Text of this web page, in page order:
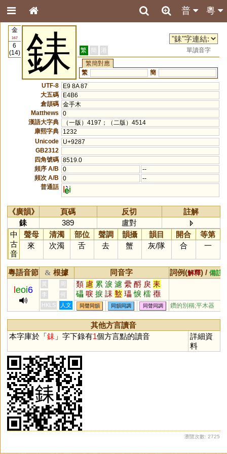
粵
普
金
167
6
(14)
銇 繁 簡 港
單讀音字
繁簡對應
繁
簡
UTF-8
E9 8A 87
大五碼
E4B6
倉頡碼 金手木
Matthews
0
漢語大字典
（一版）4197；（二版）4514
康熙字典
1232
Unicode
U+9287
GB2312
四角號碼 8519.0
頻序 A/B
0
--
頻次 A/B
0
--
普通話
l i
《廣韻》 頁碼 反切
註解
銇
389
盧對
中
古
音
聲母 清濁 部位 聲調 韻攝 韻目 開合
等第
來
次濁 舌 去 蟹 灰/隊 合 一
粵語音節 & 根據 同音字 詞例(解釋) / 備註
eoi6
黃 周 類 慮 累 淚 濾 纍 酹 戾 耒
礧 唳 捩 誄 盭 瓃 悷 檑 禷
鑢 蘱 纇 勴 礌 沴
李
何
HKLS
人文 同聲同韻 同韻同調 同聲同調 鑽的別稱;平木器
其他方言讀音
本字庫於「銇」字下錄有1個方言點的讀音
詳細資
料
瀏覽次數: 2725